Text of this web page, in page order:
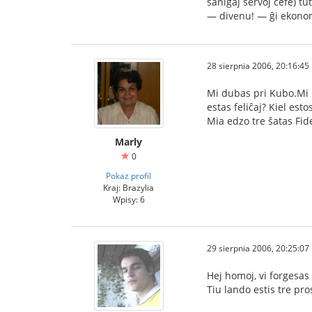
— divenu! — ĝi
Marly
0
Pokaż profil
Kraj: Brazylia
Wpisy: 6
28 sierpnia 2006, 20:16:45
Mi dubas pri Kubo.Mi
estas feliĉaj? Kiel
Mia edzo tre ŝatas
29 sierpnia 2006, 20:25:07
Hej homoj, vi
Tiu lando estis tre